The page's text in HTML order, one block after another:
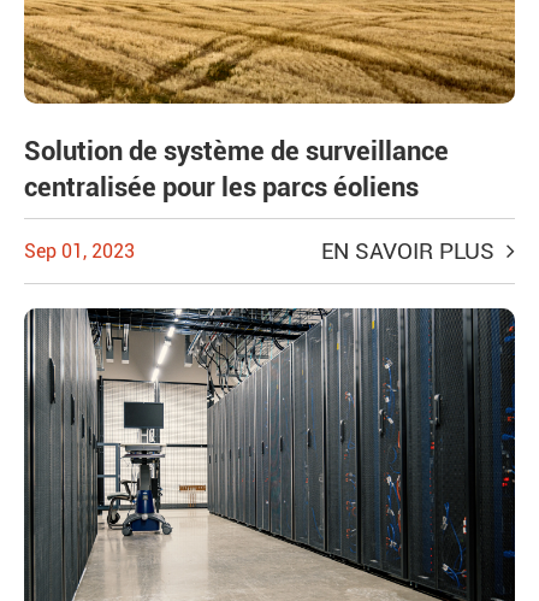
Solution de système de surveillance
centralisée pour les parcs éoliens
Sep 01, 2023 EN SAVOIR PLUS